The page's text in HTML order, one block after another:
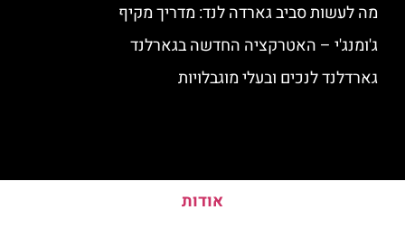
מה לעשות סביב גארדה לנד: מדריך מקיף
ג'ומנג'י – האטרקציה החדשה בגארלנד
גארדלנד לנכים ובעלי מוגבלויות
אודות